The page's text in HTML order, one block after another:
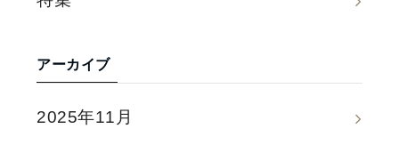
アーカイブ
2025年11月